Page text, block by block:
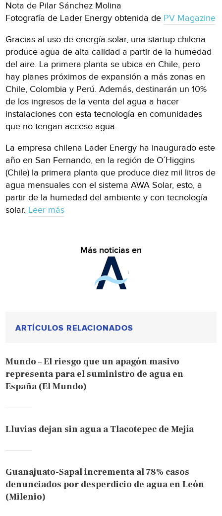
Nota de Pilar Sánchez Molina
Fotografía de Lader Energy obtenida de PV Magazine
Gracias al uso de energía solar, una startup chilena
produce agua de alta calidad a partir de la humedad
del aire. La primera planta se ubica en Chile, pero
hay planes próximos de expansión a más zonas en
Chile, Colombia y Perú. Además, destinarán un 10%
de los ingresos de la venta del agua a hacer
instalaciones con esta tecnología en comunidades
que no tengan acceso agua.
La empresa chilena Lader Energy ha inaugurado este
año en San Fernando, en la región de O´Higgins
(Chile) la primera planta que produce diez mil litros de
agua mensuales con el sistema AWA Solar, esto, a
partir de la humedad del ambiente y con tecnología
solar. Leer más
Más noticias en
ARTÍCULOS RELACIONADOS
Mundo – El riesgo que un apagón masivo
representa para el suministro de agua en
España (El Mundo)
Lluvias dejan sin agua a Tlacotepec de Mejía
Guanajuato-Sapal incrementa al 78% casos
denunciados por desperdicio de agua en León
(Milenio)